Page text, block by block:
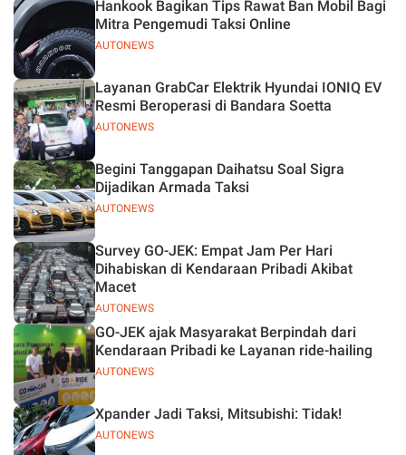
AUTONEWS
Hankook Bagikan Tips Rawat Ban Mobil Bagi
Mitra Pengemudi Taksi Online
AUTONEWS
Layanan GrabCar Elektrik Hyundai IONIQ EV
Resmi Beroperasi di Bandara Soetta
AUTONEWS
Begini Tanggapan Daihatsu Soal Sigra
Dijadikan Armada Taksi
AUTONEWS
Survey GO-JEK: Empat Jam Per Hari
Dihabiskan di Kendaraan Pribadi Akibat
Macet
AUTONEWS
GO-JEK ajak Masyarakat Berpindah dari
Kendaraan Pribadi ke Layanan ride-hailing
AUTONEWS
Xpander Jadi Taksi, Mitsubishi: Tidak!